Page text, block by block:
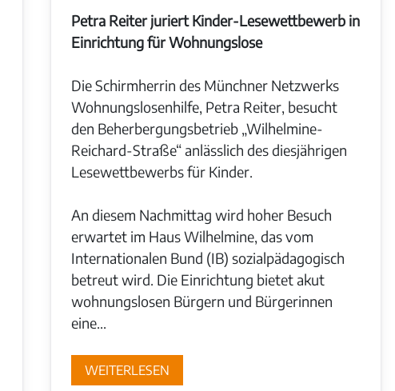
Petra Reiter juriert Kinder-Lesewettbewerb in
Einrichtung für Wohnungslose
Die Schirmherrin des Münchner Netzwerks
Wohnungslosenhilfe, Petra Reiter, besucht
den Beherbergungsbetrieb „Wilhelmine-
Reichard-Straße“ anlässlich des diesjährigen
Lesewettbewerbs für Kinder.
An diesem Nachmittag wird hoher Besuch
erwartet im Haus Wilhelmine, das vom
Internationalen Bund (IB) sozialpädagogisch
betreut wird. Die Einrichtung bietet akut
wohnungslosen Bürgern und Bürgerinnen
eine...
WEITERLESEN